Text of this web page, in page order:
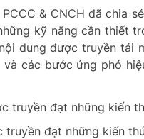
& CNCH đã chia
kỹ năng cần thiết
dung được truyền tải
và các bước ứng phó
truyền đạt những kiến